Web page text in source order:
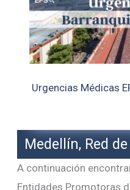
Urgencias Médicas
Medellín, Red
A continuación
Entidades Promotoras